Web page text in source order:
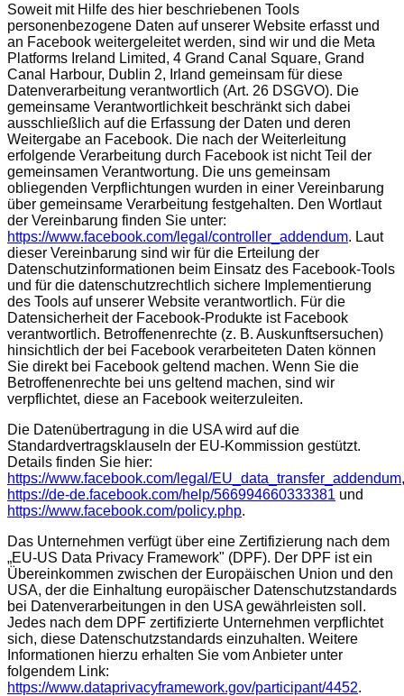
Soweit mit Hilfe des hier beschriebenen Tools
personenbezogene Daten auf unserer Website erfasst und
an Facebook weitergeleitet werden, sind wir und die Meta
Platforms Ireland Limited, 4 Grand Canal Square, Grand
Canal Harbour, Dublin 2, Irland gemeinsam für diese
Datenverarbeitung verantwortlich (Art. 26 DSGVO). Die
gemeinsame Verantwortlichkeit beschränkt sich dabei
ausschließlich auf die Erfassung der Daten und deren
Weitergabe an Facebook. Die nach der Weiterleitung
erfolgende Verarbeitung durch Facebook ist nicht Teil der
gemeinsamen Verantwortung. Die uns gemeinsam
obliegenden Verpflichtungen wurden in einer Vereinbarung
über gemeinsame Verarbeitung festgehalten. Den Wortlaut
der Vereinbarung finden Sie unter:
https://www.facebook.com/legal/controller_addendum. Laut
dieser Vereinbarung sind wir für die Erteilung der
Datenschutzinformationen beim Einsatz des Facebook-Tools
und für die datenschutzrechtlich sichere Implementierung
des Tools auf unserer Website verantwortlich. Für die
Datensicherheit der Facebook-Produkte ist Facebook
verantwortlich. Betroffenenrechte (z. B. Auskunftsersuchen)
hinsichtlich der bei Facebook verarbeiteten Daten können
Sie direkt bei Facebook geltend machen. Wenn Sie die
Betroffenenrechte bei uns geltend machen, sind wir
verpflichtet, diese an Facebook weiterzuleiten.
Die Datenübertragung in die USA wird auf die
Standardvertragsklauseln der EU-Kommission gestützt.
Details finden Sie hier:
https://www.facebook.com/legal/EU_data_transfer_addendum,
https://de-de.facebook.com/help/566994660333381 und
https://www.facebook.com/policy.php.
Das Unternehmen verfügt über eine Zertifizierung nach dem
„EU-US Data Privacy Framework" (DPF). Der DPF ist ein
Übereinkommen zwischen der Europäischen Union und den
USA, der die Einhaltung europäischer Datenschutzstandards
bei Datenverarbeitungen in den USA gewährleisten soll.
Jedes nach dem DPF zertifizierte Unternehmen verpflichtet
sich, diese Datenschutzstandards einzuhalten. Weitere
Informationen hierzu erhalten Sie vom Anbieter unter
folgendem Link:
https://www.dataprivacyframework.gov/participant/4452.